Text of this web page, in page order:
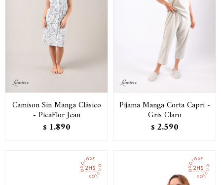
Camison Sin Manga Clásico
- PicaFlor Jean
$ 1.890
Pijama Manga Corta Capri -
Gris Claro
$ 2.590